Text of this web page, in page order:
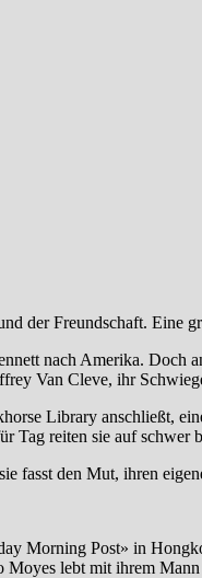
der Freundschaft. Eine
nach Amerika. Doch
Van Cleve, ihr
Library anschließt,
Tag reiten sie auf schwer
den Mut, ihren
Morning Post» in
lebt mit ihrem